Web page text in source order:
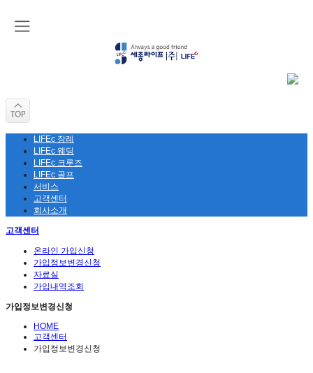
LIFEc 장례
LIFEc 웨딩
LIFEc 크루즈
LIFEc 골프
서비스
고객센터
회사소개
고객센터
온라인 가입신청
가입정보변경신청
자료실
가입내역조회
가입정보변경신청
HOME
고객센터
가입정보변경신청